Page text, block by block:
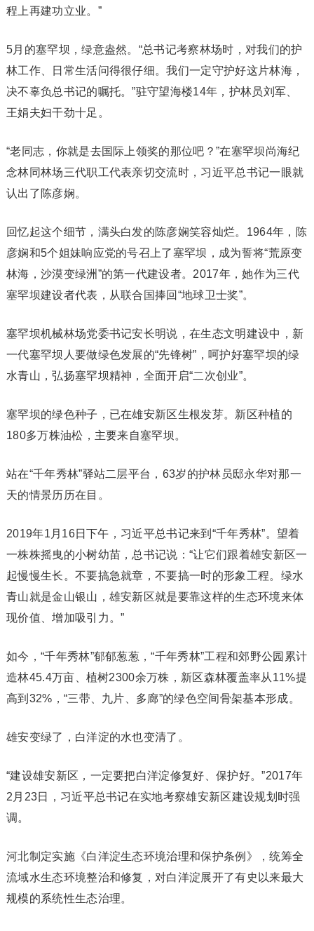
程上再建功立业。”
5月的塞罕坝，绿意盎然。“总书记考察林场时，对我们的护
林工作、日常生活问得很仔细。我们一定守护好这片林海，
决不辜负总书记的嘱托。”驻守望海楼14年，护林员刘军、
王娟夫妇干劲十足。
“老同志，你就是去国际上领奖的那位吧？”在塞罕坝尚海纪
念林同林场三代职工代表亲切交流时，习近平总书记一眼就
认出了陈彦娴。
回忆起这个细节，满头白发的陈彦娴笑容灿烂。1964年，陈
彦娴和5个姐妹响应党的号召上了塞罕坝，成为誓将“荒原变
林海，沙漠变绿洲”的第一代建设者。2017年，她作为三代
塞罕坝建设者代表，从联合国捧回“地球卫士奖”。
塞罕坝机械林场党委书记安长明说，在生态文明建设中，新
一代塞罕坝人要做绿色发展的“先锋树”，呵护好塞罕坝的绿
水青山，弘扬塞罕坝精神，全面开启“二次创业”。
塞罕坝的绿色种子，已在雄安新区生根发芽。新区种植的
180多万株油松，主要来自塞罕坝。
站在“千年秀林”驿站二层平台，63岁的护林员邸永华对那一
天的情景历历在目。
2019年1月16日下午，习近平总书记来到“千年秀林”。望着
一株株摇曳的小树幼苗，总书记说：“让它们跟着雄安新区一
起慢慢生长。不要搞急就章，不要搞一时的形象工程。绿水
青山就是金山银山，雄安新区就是要靠这样的生态环境来体
现价值、增加吸引力。”
如今，“千年秀林”郁郁葱葱，“千年秀林”工程和郊野公园累计
造林45.4万亩、植树2300余万株，新区森林覆盖率从11%提
高到32%，“三带、九片、多廊”的绿色空间骨架基本形成。
雄安变绿了，白洋淀的水也变清了。
“建设雄安新区，一定要把白洋淀修复好、保护好。”2017年
2月23日，习近平总书记在实地考察雄安新区建设规划时强
调。
河北制定实施《白洋淀生态环境治理和保护条例》，统筹全
流域水生态环境整治和修复，对白洋淀展开了有史以来最大
规模的系统性生态治理。